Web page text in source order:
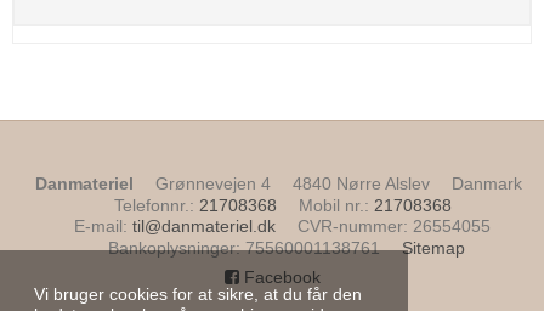
Vi bruger cookies for at sikre, at du får den
Danmateriel Grønnevejen 4 4840 Nørre Alslev
Danmark
Telefonnr. : 21708368 Mobil nr. : 21708368
E-mail: til@danmateriel.dk CVR-nummer: 26554055
Bankoplysninger:75560001138761
Sitemap
Facebook